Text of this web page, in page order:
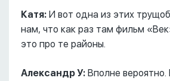
Катя: И вот одна из этих
нам, что как раз там фильм
это про те районы.
Александр У: Вполне